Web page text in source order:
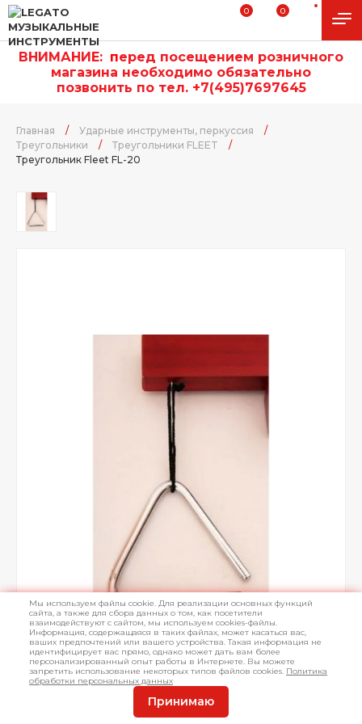
0 0
ВНИМАНИЕ: перед посещением розничного
магазина необходимо обязательно
позвонить по тел. +7(495)7697645
Главная / Ударные инструменты, перкуссия
/
Треугольники
/ Треугольники FLEET
/
Треугольник Fleet FL-20
Мы используем файлы cookie. Для реализации основных функций
сайта, а также для сбора данных о том, как посетители
взаимодействуют с сайтом, мы используем cookies-файлы.
Информация, содержащаяся в таких файлах, может касаться вас,
ваших предпочтений или вашего устройства. Такая информация не
идентифицирует вас прямо, однако может дать вам более
персонализированный опыт работы в Интернете. Вы можете
запретить использование некоторых типов файлов cookies. Политика
обработки персональных данных
Принимаю